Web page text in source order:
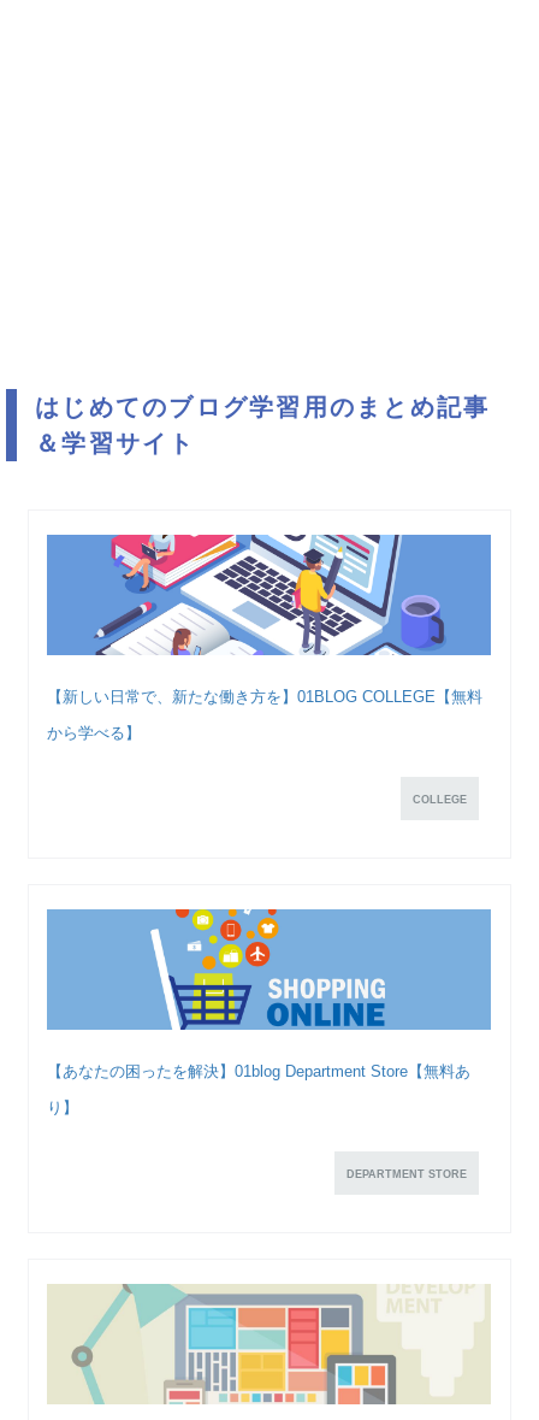
はじめてのブログ学習用のまとめ記事
＆学習サイト
【新しい日常で、新たな働き方を】01BLOG COLLEGE【無料
から学べる】
COLLEGE
【あなたの困ったを解決】01blog Department Store【無料あ
り】
DEPARTMENT STORE